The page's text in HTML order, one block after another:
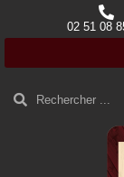
02 51 08